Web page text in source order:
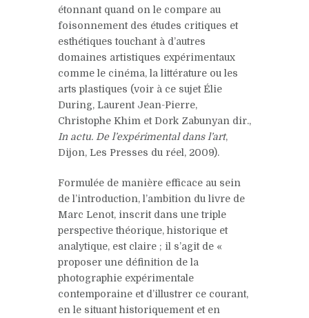
étonnant quand on le compare au
foisonnement des études critiques et
esthétiques touchant à d’autres
domaines artistiques expérimentaux
comme le cinéma, la littérature ou les
arts plastiques (voir à ce sujet Élie
During, Laurent Jean-Pierre,
Christophe Khim et Dork Zabunyan dir.,
In actu. De l’expérimental dans l’art,
Dijon, Les Presses du réel, 2009).
Formulée de manière efficace au sein
de l’introduction, l’ambition du livre de
Marc Lenot, inscrit dans une triple
perspective théorique, historique et
analytique, est claire ; il s’agit de «
proposer une définition de la
photographie expérimentale
contemporaine et d’illustrer ce courant,
en le situant historiquement et en